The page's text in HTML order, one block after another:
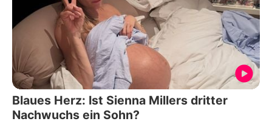
Blaues Herz: Ist Sienna Millers dritter
Nachwuchs ein Sohn?